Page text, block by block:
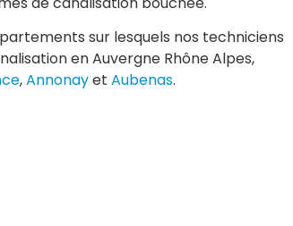
sur lesquels nos techniciens
en Auvergne Rhône Alpes,
,Annonayet Aubenas.